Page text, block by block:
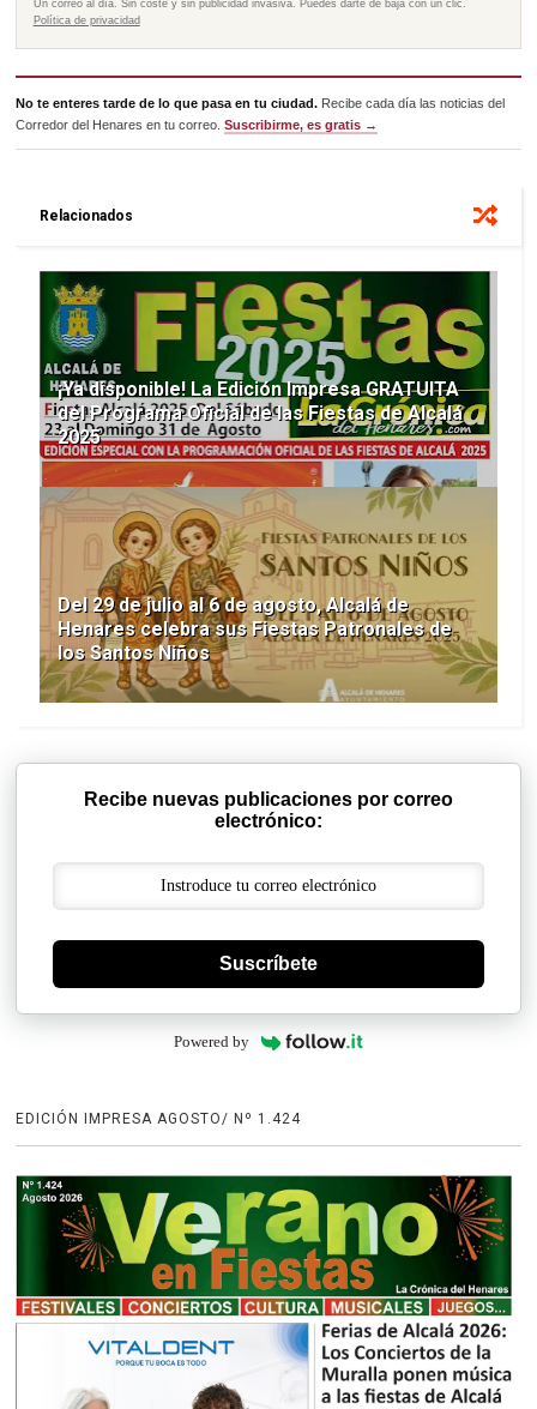
Un correo al día. Sin coste y sin publicidad invasiva. Puedes darte de baja con un clic.
Política de privacidad
No te enteres tarde de lo que pasa en tu ciudad. Recibe cada día las noticias del
Corredor del Henares en tu correo.Suscribirme, es gratis →
Relacionados
¡Ya disponible! La Edición Impresa GRATUITA
del Programa Oficial de las Fiestas de Alcalá
2025
Del 29 de julio al 6 de agosto, Alcalá de
Henares celebra sus Fiestas Patronales de
los Santos Niños
Recibe nuevas publicaciones por correo
electrónico:
Suscríbete
Powered by
EDICIÓN IMPRESA AGOSTO/ Nº 1.424